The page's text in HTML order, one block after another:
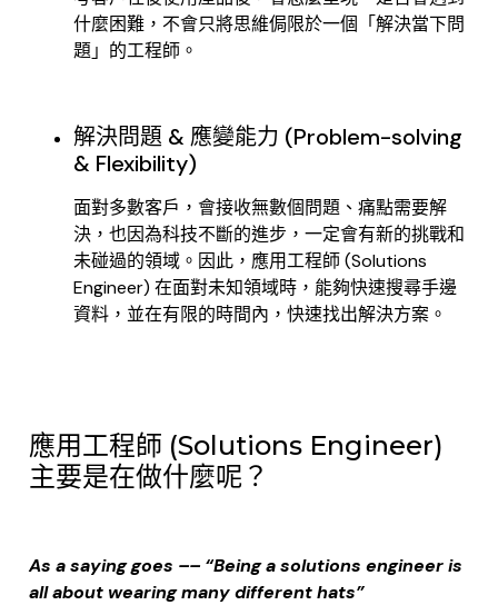
什麼困難，不會只將思維侷限於一個「解決當下問
題」的工程師。
解決問題 & 應變能力 (Problem-solving
& Flexibility)
面對多數客戶，會接收無數個問題、痛點需要解
決，也因為科技不斷的進步，一定會有新的挑戰和
未碰過的領域。因此，應用工程師 (Solutions
Engineer) 在面對未知領域時，能夠快速搜尋手邊
資料，並在有限的時間內，快速找出解決方案。
應用工程師 (Solutions Engineer)
主要是在做什麼呢？
As a saying goes –– “Being a solutions engineer is
all about wearing many different hats”